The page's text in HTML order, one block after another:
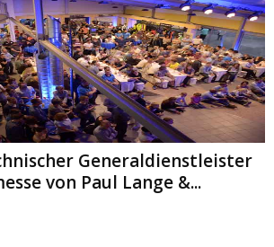
Generaldienstleister
von Paul Lange &...